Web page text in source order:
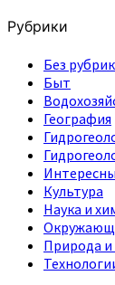
Рубрики
Без
Быт
География
Культура
Наука и
Природа и